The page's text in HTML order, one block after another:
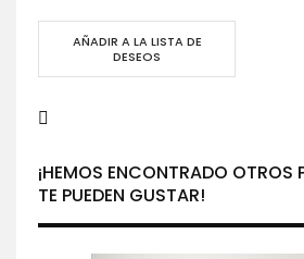
AÑADIR A LA LISTA DE
DESEOS
¡HEMOS ENCONTRADO OTROS
TE PUEDEN GUSTAR!